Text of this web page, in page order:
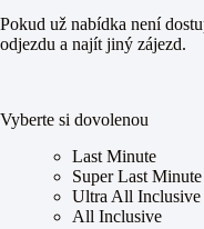
Pokud už nabídka není
odjezdu a najít jiný zájezd.
Vyberte si dovolenou
Last Minute
Super Last Minute
Ultra All Inclusive
All Inclusive